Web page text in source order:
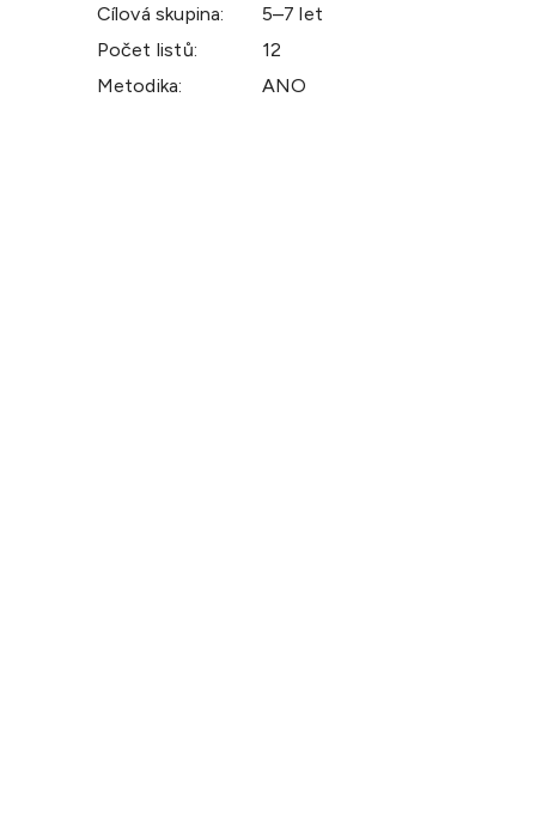
Cílová skupina:
5–7 let
Počet listů:
12
Metodika: ANO